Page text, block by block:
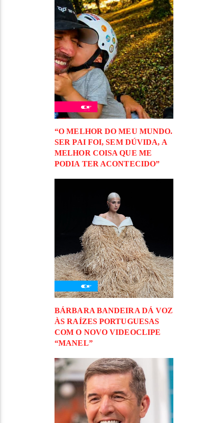
“O MELHOR DO MEU MUNDO.
SER PAI FOI, SEM DÚVIDA, A
MELHOR COISA QUE ME
PODIA TER ACONTECIDO”
BÁRBARA BANDEIRA DÁ VOZ
ÀS RAÍZES PORTUGUESAS
COM O NOVO VIDEOCLIPE
“MANEL”